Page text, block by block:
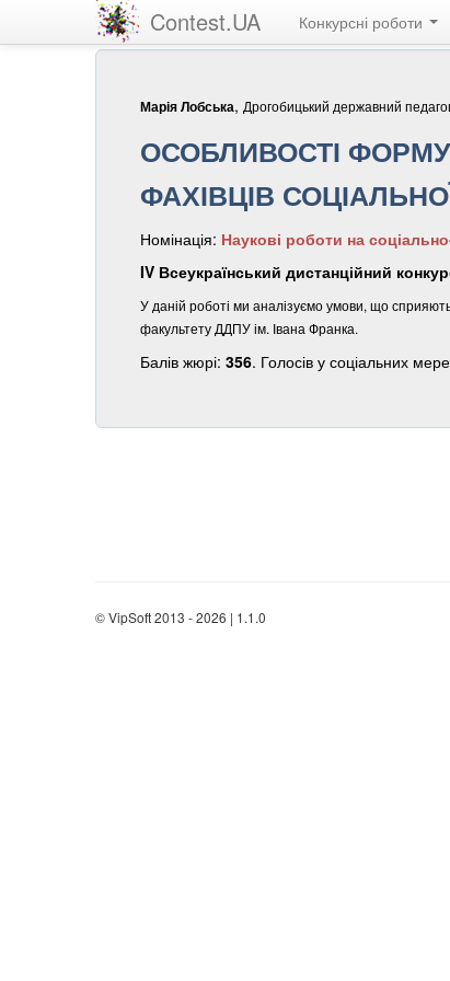
Contest.UA Конкурсні роботи
Марія Лобська, Дрогобицький державний
ОСОБЛИВОСТІ
ФАХІВЦІВ
Номінація: Наукові роботи на
IV Всеукраїнський дистанційний
У даній роботі ми аналізуємо умови, що
факультету ДДПУ ім. Івана Франка.
Балів жюрі: 356. Голосів у соціальних
© VipSoft 2013 - 2026 | 1.1.0